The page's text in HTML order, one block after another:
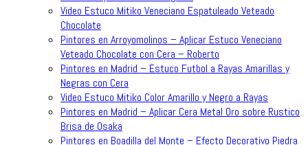
Video Estuco Mitiko Veneciano Espatuleado Veteado
Chocolate
Pintores en Arroyomolinos – Aplicar Estuco Veneciano
Veteado Chocolate con Cera – Roberto
Pintores en Madrid – Estuco Futbol a Rayas Amarillas y
Negras con Cera
Video Estuco Mitiko Color Amarillo y Negro a Rayas
Pintores en Madrid – Aplicar Cera Metal Oro sobre Rustico
Brisa de Osaka
Pintores en Boadilla del Monte – Efecto Decorativo Piedra